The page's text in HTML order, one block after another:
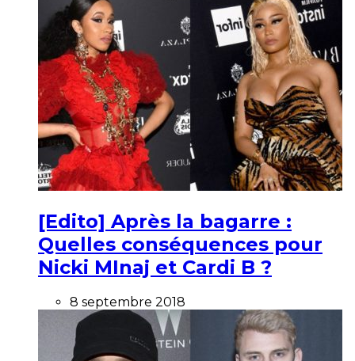
[Edito] Après la bagarre :
Quelles conséquences pour
Nicki MInaj et Cardi B ?
8 septembre 2018